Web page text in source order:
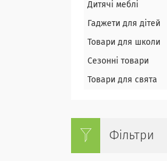
Дитячі меблі
Гаджети для дітей
Товари для школи
Сезонні товари
Товари для свята
Фільтри